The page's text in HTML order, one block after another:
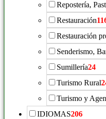
Repostería,
Restauración
Restauración
Senderismo,
Sumillería24
Turismo Rural
Turismo y
IDIOMAS206